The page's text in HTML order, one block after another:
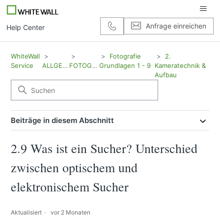
Help Center Anfrage einreichen
WhiteWall
Service
ALLGEMEIN FOTOGRAFIE
Fotografie
Grundlagen 1 - 9
2.
Kameratechnik &
Aufbau
Beiträge in diesem Abschnitt
2.9 Was ist ein Sucher? Unterschied
zwischen optischem und
elektronischem Sucher
Aktualisiert vor 2 Monaten